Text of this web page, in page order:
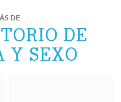
DE
DE
Y SEXO